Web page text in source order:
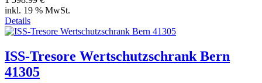
inkl. 19 % MwSt.
Details
ISS-Tresore Wertschutzschrank Bern
41305